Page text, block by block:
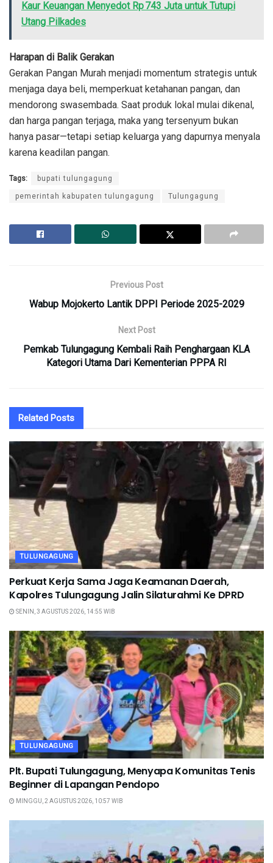
Kaur Keuangan Menyedot Rp 743 Juta untuk Tutupi
Utang Pilkades
Harapan di Balik Gerakan
Gerakan Pangan Murah menjadi momentum strategis untuk
menjaga daya beli, memperkuat ketahanan pangan, dan
mendorong swasembada. Saat produk lokal mulai dikenal,
dan harga pangan terjaga, maka yang tersenyum bukan
hanya pasar—tetapi setiap keluarga yang dapurnya menyala
karena keadilan pangan.
Tags: bupati tulungagung
pemerintah kabupaten tulungagung Tulungagung
Previous Post
Wabup Mojokerto Lantik DPPI Periode 2025-2029
Next Post
Pemkab Tulungagung Kembali Raih Penghargaan KLA
Kategori Utama Dari Kementerian PPPA RI
Related Posts
TULUNGAGUNG
Perkuat Kerja Sama Jaga Keamanan Daerah,
Kapolres Tulungagung Jalin Silaturahmi Ke DPRD
SENIN, 3 AGUSTUS 2026, 14:55 WIB
TULUNGAGUNG
Plt. Bupati Tulungagung, Menyapa Komunitas Tenis
Beginner di Lapangan Pendopo
MINGGU, 2 AGUSTUS 2026, 10:57 WIB